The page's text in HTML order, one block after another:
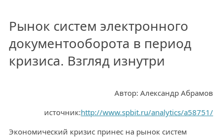
Рынок систем электронного
документооборота в период
кризиса. Взгляд изнутри
Автор: Александр Абрамов
источник:http://www.spbit.ru/analytics/a58751/
Экономический кризис принес на рынок систем